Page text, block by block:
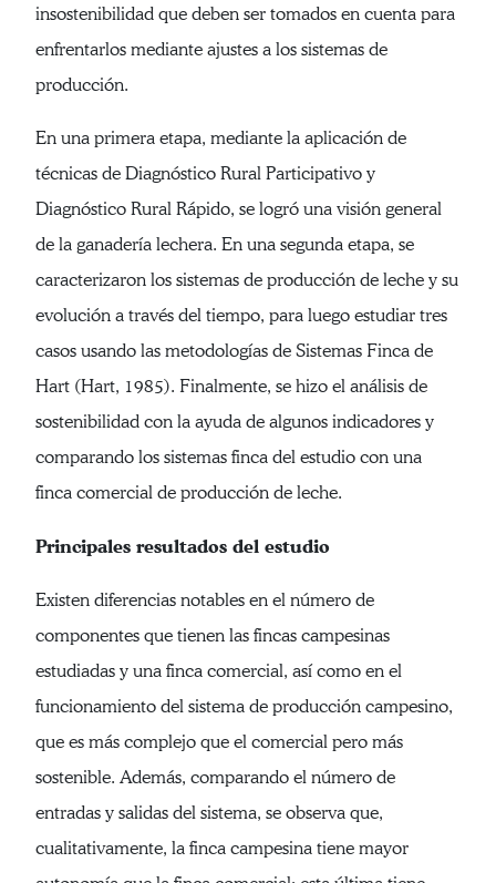
insostenibilidad que deben ser tomados en cuenta para
enfrentarlos mediante ajustes a los sistemas de
producción.
En una primera etapa, mediante la aplicación de
técnicas de Diagnóstico Rural Participativo y
Diagnóstico Rural Rápido, se logró una visión general
de la ganadería lechera. En una segunda etapa, se
caracterizaron los sistemas de producción de leche y su
evolución a través del tiempo, para luego estudiar tres
casos usando las metodologías de Sistemas Finca de
Hart (Hart, 1985). Finalmente, se hizo el análisis de
sostenibilidad con la ayuda de algunos indicadores y
comparando los sistemas finca del estudio con una
finca comercial de producción de leche.
Principales resultados del estudio
Existen diferencias notables en el número de
componentes que tienen las fincas campesinas
estudiadas y una finca comercial, así como en el
funcionamiento del sistema de producción campesino,
que es más complejo que el comercial pero más
sostenible. Además, comparando el número de
entradas y salidas del sistema, se observa que,
cualitativamente, la finca campesina tiene mayor